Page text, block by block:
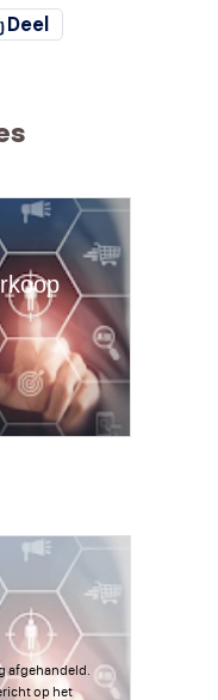
Deel
afgehandeld.
op het